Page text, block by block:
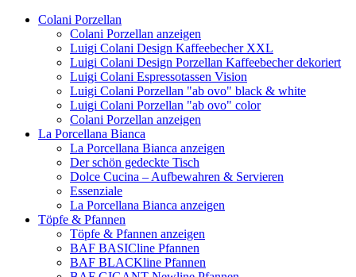
Colani Porzellan
Colani Porzellan anzeigen
Luigi Colani Design Kaffeebecher XXL
Luigi Colani Design Porzellan Kaffeebecher dekoriert
Luigi Colani Espressotassen Vision
Luigi Colani Porzellan "ab ovo" black & white
Luigi Colani Porzellan "ab ovo" color
Colani Porzellan anzeigen
La Porcellana Bianca
La Porcellana Bianca anzeigen
Der schön gedeckte Tisch
Dolce Cucina – Aufbewahren & Servieren
Essenziale
La Porcellana Bianca anzeigen
Töpfe & Pfannen
Töpfe & Pfannen anzeigen
BAF BASICline Pfannen
BAF BLACKline Pfannen